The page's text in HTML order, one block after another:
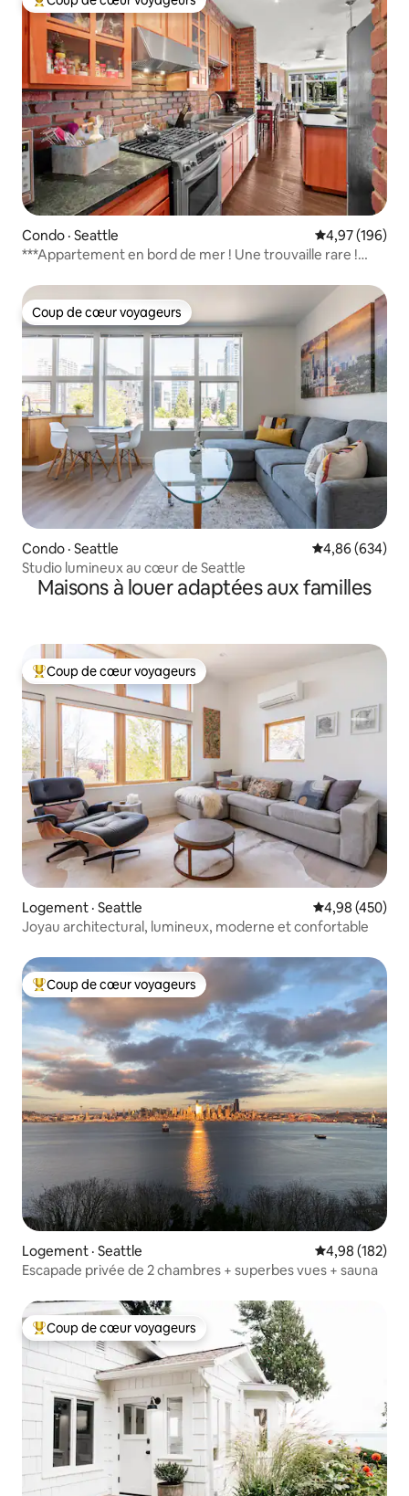
Coup de cœur voyageurs parmi les plus aimés
Condo · Seattle Note
4,97 (196)
***Appartement en bord de mer ! Une trouvaille rare !
Coup de cœur voyageurs
Coup de cœur voyageurs
Condo · Seattle Note
4,86 (634)
Studio lumineux au cœur de Seattle
Maisons à louer adaptées aux familles
Coup de cœur voyageurs parmi les plus aimés
Coup de cœur voyageurs
Logement · Seattle Note
4,98 (450)
Joyau architectural, lumineux, moderne et confortable
Coup de cœur voyageurs parmi les plus aimés
Coup de cœur voyageurs
Logement · Seattle Note
4,98 (182)
Escapade privée de 2 chambres + superbes vues + sauna
Coup de cœur voyageurs parmi les plus aimés
Coup de cœur voyageurs